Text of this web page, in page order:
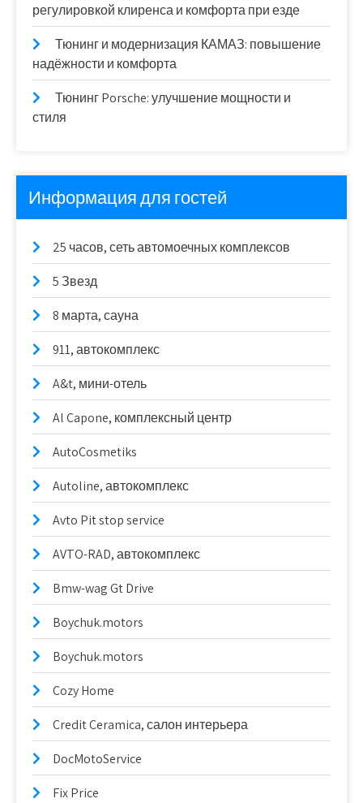
регулировкой клиренса и комфорта при езде
Тюнинг и модернизация КАМАЗ: повышение
надёжности и комфорта
Тюнинг Porsche: улучшение мощности и
стиля
Информация для гостей
25 часов, сеть автомоечных комплексов
5 Звезд
8 марта, сауна
911, автокомплекс
A&t, мини-отель
Al Capone, комплексный центр
AutoCosmetiks
Autoline, автокомплекс
Avto Pit stop service
AVTO-RAD, автокомплекс
Bmw-wag Gt Drive
Boychuk.motors
Boychuk.motors
Cozy Home
Credit Ceramica, салон интерьера
DocMotoService
Fix Price